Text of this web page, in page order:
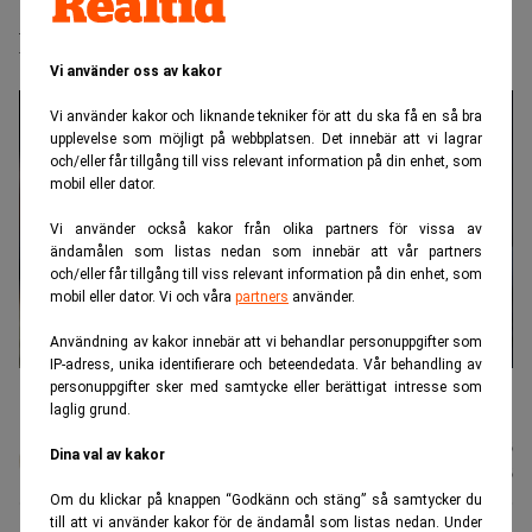
Vi använder oss av kakor
Vi använder kakor och liknande tekniker för att du ska få en så bra
upplevelse som möjligt på webbplatsen. Det innebär att vi lagrar
och/eller får tillgång till viss relevant information på din enhet, som
mobil eller dator.
Vi använder också kakor från olika partners för vissa av
ändamålen som listas nedan som innebär att vår partners
och/eller får tillgång till viss relevant information på din enhet, som
mobil eller dator. Vi och våra partners använder.
Användning av kakor innebär att vi behandlar personuppgifter som
IP-adress, unika identifierare och beteendedata. Vår behandling av
personuppgifter sker med samtycke eller berättigat intresse som
laglig grund.
Dina val av kakor
Om du klickar på knappen “Godkänn och stäng” så samtycker du
till att vi använder kakor för de ändamål som listas nedan. Under
AP7 och oljefonden motsätter sig
USA:s klimatplaner
Nicolai Tangen, Norska oljefondens chef. (Foto: Ole Berg-Rusten /
NTB/TT)
Johan
07 aug. 2026
07 aug. 2026